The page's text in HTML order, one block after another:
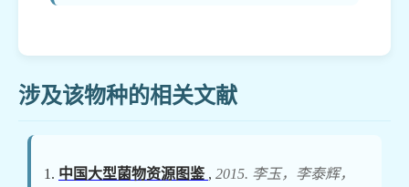
涉及该物种的相关文献
中国大型菌物资源图鉴 , 2015. 李玉，李泰辉，